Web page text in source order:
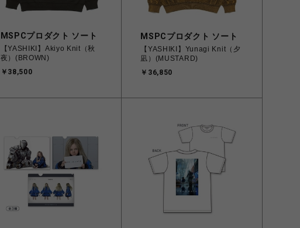
MSPCプロダクト ソート
【YASHIKI】Akiyo Knit（秋
夜）(BROWN)
￥38,500
MSPCプロダクト ソート
【YASHIKI】Yunagi Knit（夕
凪）(MUSTARD)
￥36,850